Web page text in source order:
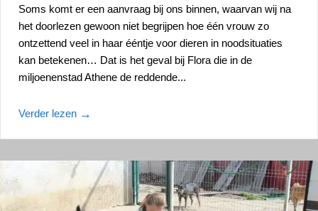
Soms komt er een aanvraag bij ons binnen, waarvan wij na
het doorlezen gewoon niet begrijpen hoe één vrouw zo
ontzettend veel in haar ééntje voor dieren in noodsituaties
kan betekenen… Dat is het geval bij Flora die in de
miljoenenstad Athene de reddende...
Verder lezen →